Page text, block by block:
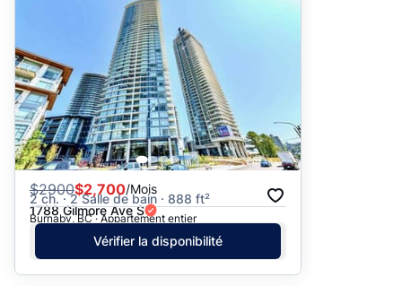
$2900$2,700/Mois
2 ch. · 2 Salle de bain · 888 ft²
1788 Gilmore Ave S
Burnaby, BC · Appartement entier
Vérifier la disponibilité